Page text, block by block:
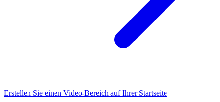
Erstellen Sie einen Video-Bereich auf Ihrer Startseite